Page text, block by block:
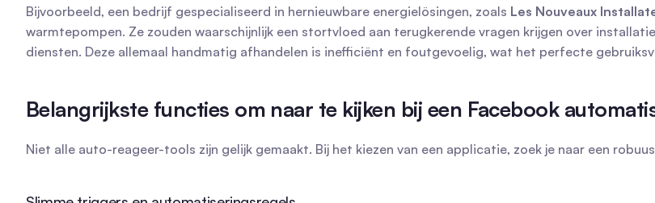
Bijvoorbeeld, een bedrijf gespecialiseerd in hernieuwbare energielösingen, zoals Les Nouveaux
warmtepompen. Ze zouden waarschijnlijk een stortvloed aan terugkerende vragen krijgen over
diensten. Deze allemaal handmatig afhandelen is inefficiënt en foutgevoelig, wat het perfecte
Belangrijkste functies om naar te kijken bij een Facebook
Niet alle auto-reageer-tools zijn gelijk gemaakt. Bij het kiezen van een applicatie, zoek je naar een